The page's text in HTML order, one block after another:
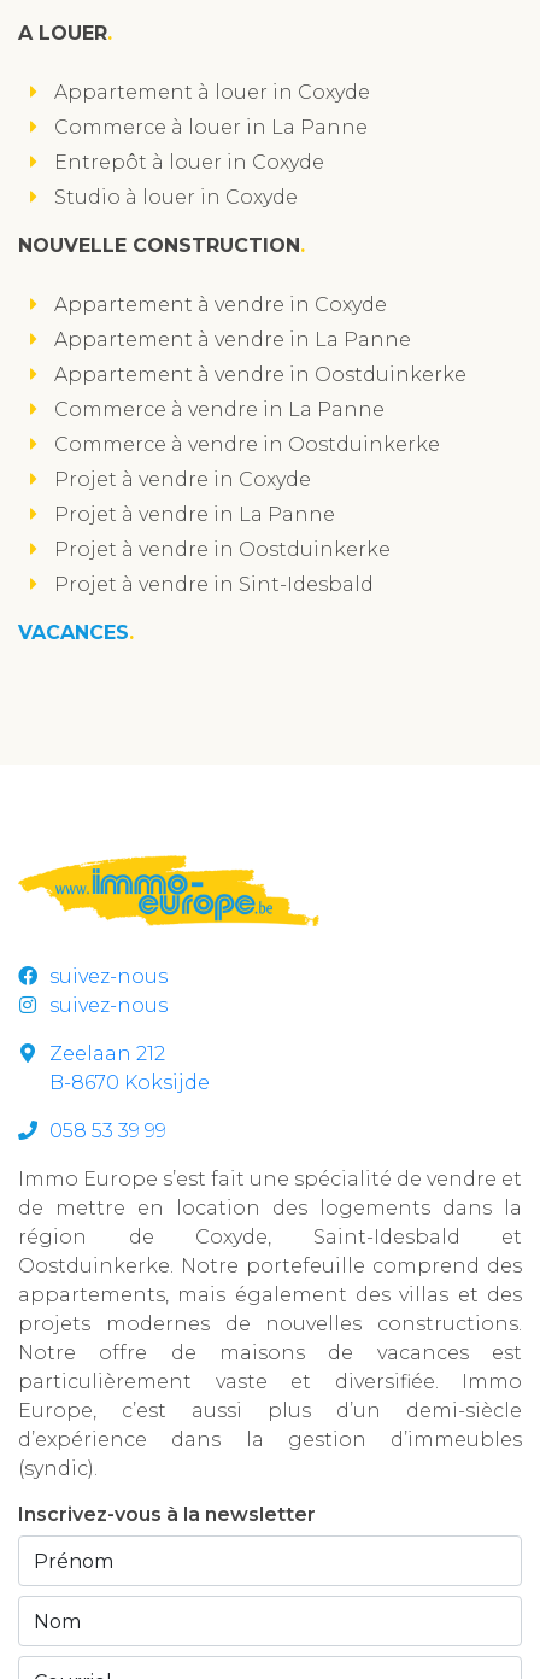
A LOUER
Appartement à louer in Coxyde
Commerce à louer in La Panne
Entrepôt à louer in Coxyde
Studio à louer in Coxyde
NOUVELLE CONSTRUCTION
Appartement à vendre in Coxyde
Appartement à vendre in La Panne
Appartement à vendre in Oostduinkerke
Commerce à vendre in La Panne
Commerce à vendre in Oostduinkerke
Projet à vendre in Coxyde
Projet à vendre in La Panne
Projet à vendre in Oostduinkerke
Projet à vendre in Sint-Idesbald
VACANCES
suivez-nous
suivez-nous
Zeelaan 212
B-8670 Koksijde
058 53 39 99
Immo Europe s’est fait une spécialité de vendre et
de mettre en location des logements dans la
région de Coxyde, Saint-Idesbald et
Oostduinkerke. Notre portefeuille comprend des
appartements, mais également des villas et des
projets modernes de nouvelles constructions.
Notre offre de maisons de vacances est
particulièrement vaste et diversifiée. Immo
Europe, c’est aussi plus d’un demi-siècle
d’expérience dans la gestion d’immeubles
(syndic).
Inscrivez-vous à la newsletter